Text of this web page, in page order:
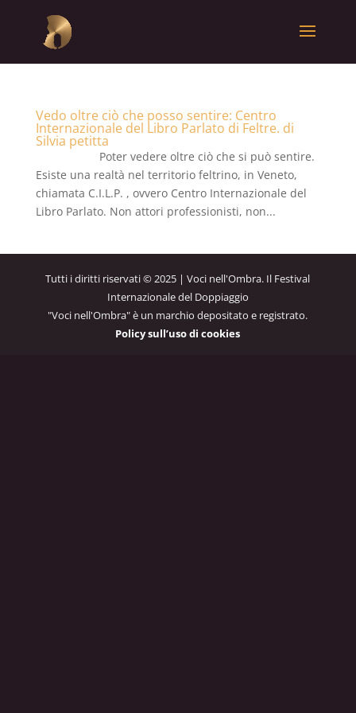
Vedo oltre ciò che posso sentire: Centro
Internazionale del Libro Parlato di Feltre. di
Silvia petitta
Poter vedere oltre ciò che si può sentire.
Esiste una realtà nel territorio feltrino, in Veneto,
chiamata C.I.L.P. , ovvero Centro Internazionale del
Libro Parlato. Non attori professionisti, non...
Tutti i diritti riservati © 2025 | Voci nell'Ombra. Il Festival
Internazionale del Doppiaggio
"Voci nell'Ombra" è un marchio depositato e registrato.
Policy sull’uso di cookies